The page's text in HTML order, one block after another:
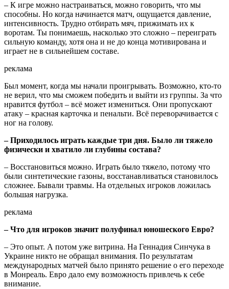
– К игре можно настраиваться, можно говорить, что мы
способны. Но когда начинается матч, ощущается давление,
интенсивность. Трудно отбирать мяч, прижимать их к
воротам. Ты понимаешь, насколько это сложно – переиграть
сильную команду, хотя она и не до конца мотивирована и
играет не в сильнейшем составе.
реклама
Был момент, когда мы начали проигрывать. Возможно, кто-то
не верил, что мы сможем победить и выйти из группы. За что
нравится футбол – всё может измениться. Они пропускают
атаку – красная карточка и пенальти. Всё переворачивается с
ног на голову.
– Приходилось играть каждые три дня. Было ли тяжело
физически и хватило ли глубины состава?
– Восстановиться можно. Играть было тяжело, потому что
были синтетические газоны, восстанавливаться становилось
сложнее. Бывали травмы. На отдельных игроков ложилась
большая нагрузка.
реклама
– Что для игроков значит полуфинал юношеского Евро?
– Это опыт. А потом уже витрина. На Геннадия Синчука в
Украине никто не обращал внимания. По результатам
международных матчей было принято решение о его переходе
в Монреаль. Евро дало ему возможность привлечь к себе
внимание.